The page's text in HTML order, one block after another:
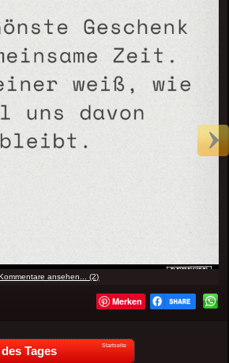
ansehen... (2)
Merken
Tages Startseite